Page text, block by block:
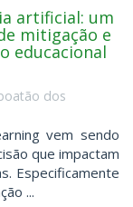
artificial: um
mitigação e
educacional
dos
vem sendo
que impactam
Especificamente
...